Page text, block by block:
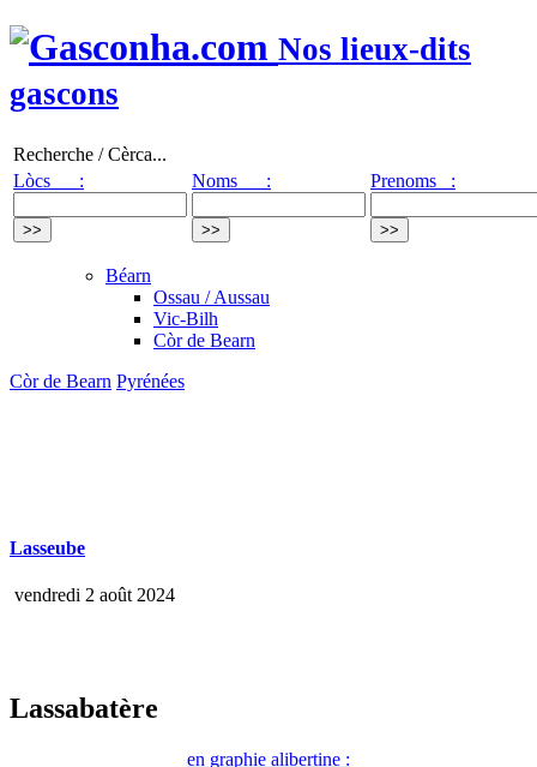
Nos lieux-dits
gascons
Recherche / Cèrca...
Lòcs :
Noms : Prenoms :
Béarn
Ossau / Aussau
Vic-Bilh
Còr de Bearn
Còr de Bearn Pyrénées
Lasseube
vendredi 2 août 2024
Lassabatère
en graphie alibertine :